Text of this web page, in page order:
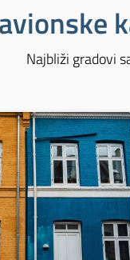
Najbliži gradovi